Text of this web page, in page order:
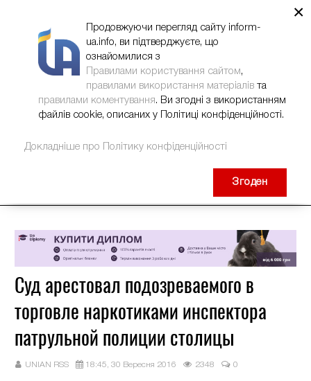
Суд арестовал подозреваемого в
торговле наркотиками инспектора
патрульной полиции столицы
UNIAN RSS 18:45, 30 Вересня 2016 2348 0
×
Продовжуючи перегляд сайту inform-
ua.info, ви підтверджуєте, що
ознайомилися з
Правилами користування сайтом,
правилами використання матеріалів та
правилами коментування. Ви згодні з використанням
файлів cookie, описаних у Політиці конфіденційності.
Докладніше про Політику конфіденційності
Згоден